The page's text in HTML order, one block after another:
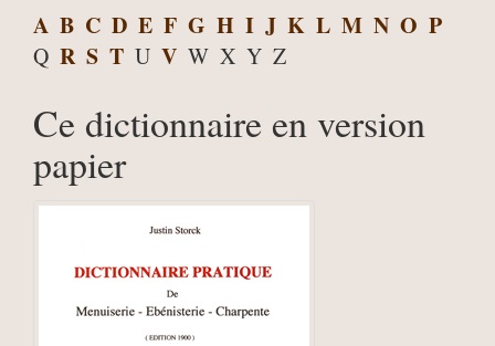
A B C D E F G H I J K L M N O P
Q R S T U V W X Y Z
Ce dictionnaire en version
papier